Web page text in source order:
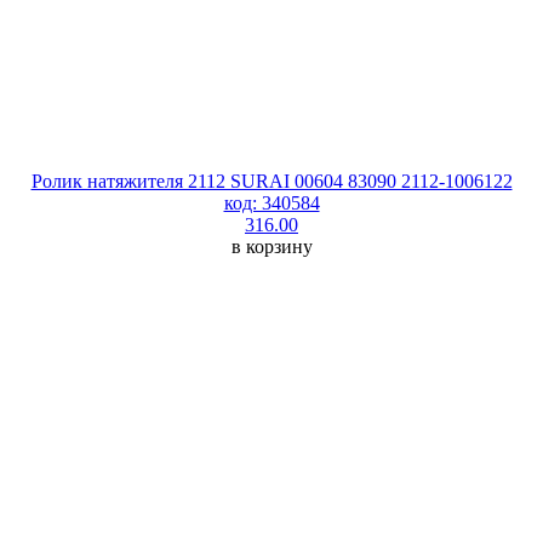
Ролик натяжителя 2112 SURAI 00604 83090 2112-1006122
код: 340584
316.00
в корзину